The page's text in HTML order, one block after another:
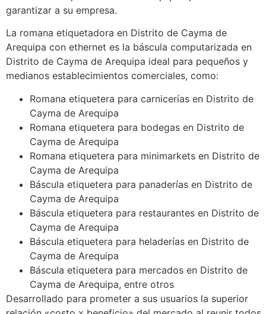
garantizar a su empresa.
La romana etiquetadora en Distrito de Cayma de
Arequipa con ethernet es la báscula computarizada en
Distrito de Cayma de Arequipa ideal para pequeños y
medianos establecimientos comerciales, como:
Romana etiquetera para carnicerías en Distrito de
Cayma de Arequipa
Romana etiquetera para bodegas en Distrito de
Cayma de Arequipa
Romana etiquetera para minimarkets en Distrito de
Cayma de Arequipa
Báscula etiquetera para panaderías en Distrito de
Cayma de Arequipa
Báscula etiquetera para restaurantes en Distrito de
Cayma de Arequipa
Báscula etiquetera para heladerías en Distrito de
Cayma de Arequipa
Báscula etiquetera para mercados en Distrito de
Cayma de Arequipa, entre otros
Desarrollado para prometer a sus usuarios la superior